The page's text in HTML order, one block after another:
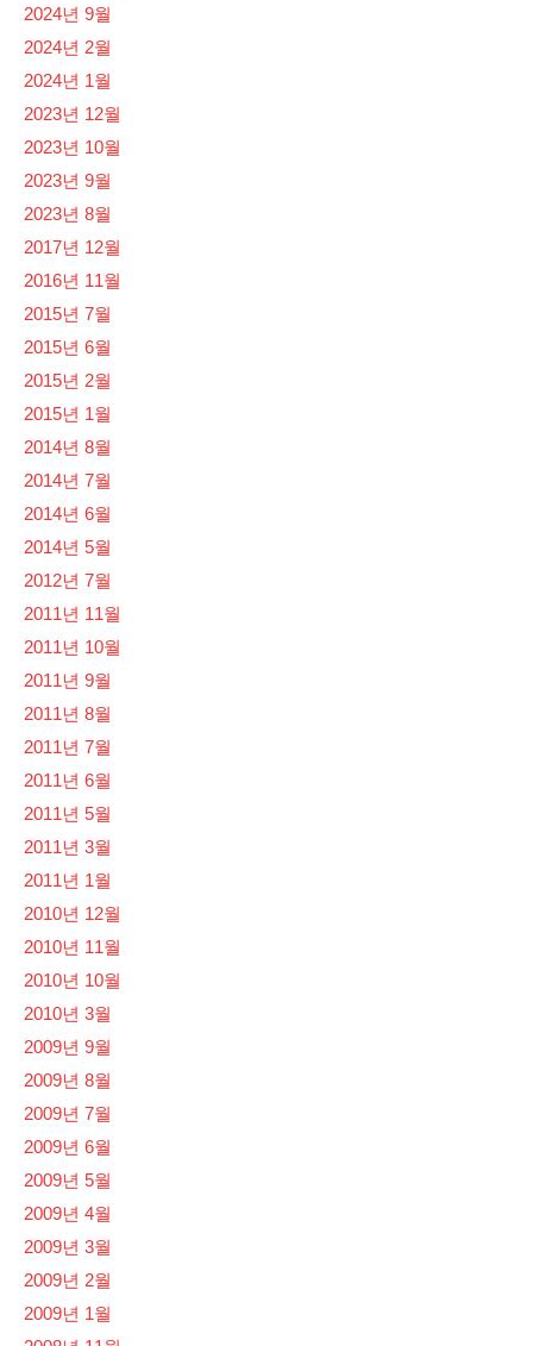
2024년 9월
2024년 2월
2024년 1월
2023년 12월
2023년 10월
2023년 9월
2023년 8월
2017년 12월
2016년 11월
2015년 7월
2015년 6월
2015년 2월
2015년 1월
2014년 8월
2014년 7월
2014년 6월
2014년 5월
2012년 7월
2011년 11월
2011년 10월
2011년 9월
2011년 8월
2011년 7월
2011년 6월
2011년 5월
2011년 3월
2011년 1월
2010년 12월
2010년 11월
2010년 10월
2010년 3월
2009년 9월
2009년 8월
2009년 7월
2009년 6월
2009년 5월
2009년 4월
2009년 3월
2009년 2월
2009년 1월